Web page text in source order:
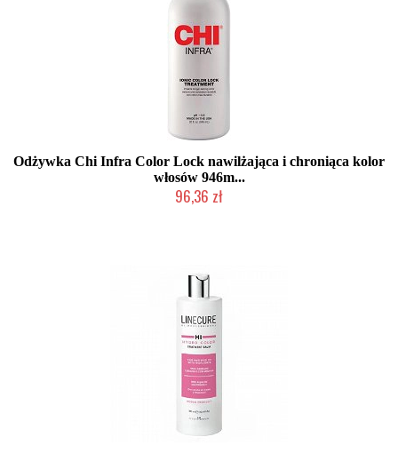
Odżywka Chi Infra Color Lock nawilżająca i chroniąca kolor
włosów 946m...
96,36 zł